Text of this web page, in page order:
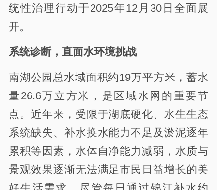
统性治理行动于2025年12月30日全面展
开。
系统诊断，直面水环境挑战
南湖公园总水域面积约19万平方米，蓄水
量26.6万立方米，是区域水网的重要节
点。近年来，受限于湖底硬化、水生生态
系统缺失、补水换水能力不足及淤泥逐年
累积等因素，水体自净能力减弱，水质与
景观效果逐渐无法满足市民日益增长的美